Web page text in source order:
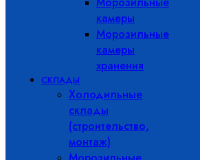
камеры
Морозильные
камеры
хранения
СКЛАДЫ
Холодильные
склады
(строительство,
монтаж)